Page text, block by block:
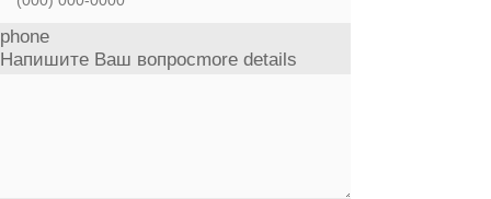
phone
Напишите Ваш вопросmore details